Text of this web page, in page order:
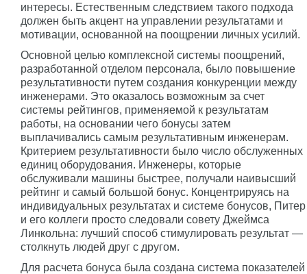
интересы. Естественным следствием такого подхода
должен быть акцент на управлении результатами и
мотивации, основанной на поощрении личных усилий.
Основной целью комплексной системы поощрений,
разработанной отделом персонала, было повышение
результативности путем создания конкуренции между
инженерами. Это оказалось возможным за счет
системы рейтингов, применяемой к результатам
работы, на основании чего бонусы затем
выплачивались самым результативным инженерам.
Критерием результативности было число обслуженных
единиц оборудования. Инженеры, которые
обслуживали машины быстрее, получали наивысший
рейтинг и самый большой бонус. Концентрируясь на
индивидуальных результатах и системе бонусов, Питер
и его коллеги просто следовали совету Джеймса
Линкольна: лучший способ стимулировать результат —
столкнуть людей друг с другом.
Для расчета бонуса была создана система показателей